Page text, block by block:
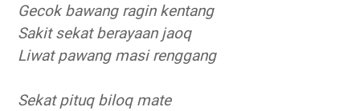
Gecok bawang ragin kentang
Sakit sekat berayaan jaoq
Liwat pawang masi renggang
Sekat pituq biloq mate